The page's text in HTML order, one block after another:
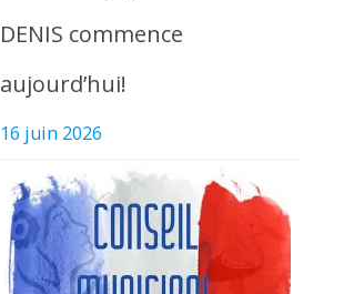
DENIS commence
aujourd’hui!
16 juin 2026